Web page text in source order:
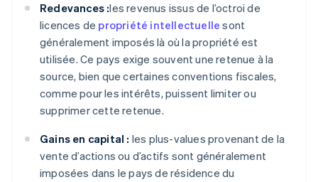
Redevances :les revenus issus de l’octroi de
licences de propriété intellectuelle sont
généralement imposés là où la propriété est
utilisée. Ce pays exige souvent une retenue à la
source, bien que certaines conventions fiscales,
comme pour les intérêts, puissent limiter ou
supprimer cette retenue.
Gains en capital : les plus-values provenant de la
vente d’actions ou d’actifs sont généralement
imposées dans le pays de résidence du